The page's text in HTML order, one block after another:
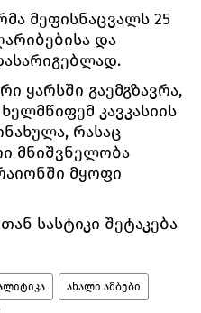
მეფისნაცვალს 25
და
ყარსში გაემგზავრა,
კავკასიის
რასაც
მნიშვნელობა
მყოფი
სასტიკი შეტაკება
ახალი ამბები